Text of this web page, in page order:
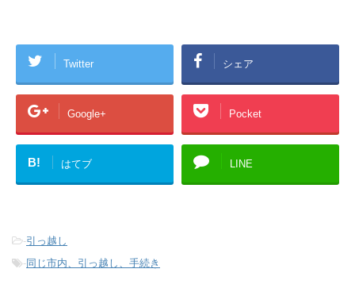
Twitter シェア
Google+ Pocket
B! はてブ LINE
-引っ越し
-同じ市内、引っ越し、手続き